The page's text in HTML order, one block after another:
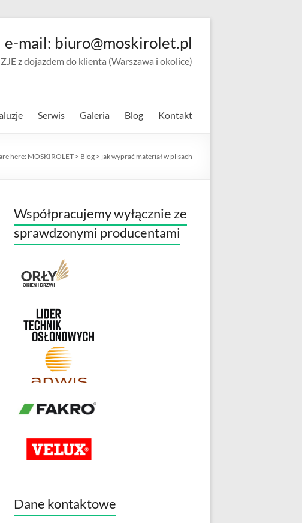
mail: biuro@moskirolet.pl
z dojazdem do klienta (Warszawa i okolice)
Serwis Galeria Blog Kontakt
here: MOSKIROLET > Blog > jak wyprać materiał w plisach
Współpracujemy wyłącznie ze
sprawdzonymi producentami
Dane kontaktowe